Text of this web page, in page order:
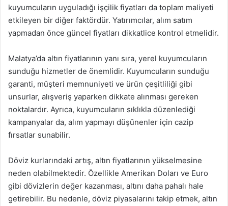
kuyumcuların uyguladığı işçilik fiyatları da toplam maliyeti
etkileyen bir diğer faktördür. Yatırımcılar, alım satım
yapmadan önce güncel fiyatları dikkatlice kontrol etmelidir.
Malatya’da altın fiyatlarının yanı sıra, yerel kuyumcuların
sunduğu hizmetler de önemlidir. Kuyumcuların sunduğu
garanti, müşteri memnuniyeti ve ürün çeşitliliği gibi
unsurlar, alışveriş yaparken dikkate alınması gereken
noktalardır. Ayrıca, kuyumcuların sıklıkla düzenlediği
kampanyalar da, alım yapmayı düşünenler için cazip
fırsatlar sunabilir.
Döviz kurlarındaki artış, altın fiyatlarının yükselmesine
neden olabilmektedir. Özellikle Amerikan Doları ve Euro
gibi dövizlerin değer kazanması, altını daha pahalı hale
getirebilir. Bu nedenle, döviz piyasalarını takip etmek, altın